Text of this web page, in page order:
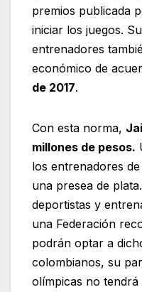
premios publicada
iniciar los juegos.
entrenadores
económico de
de 2017.
Con esta norma,
millones de pesos.
los entrenadores
una presea de
deportistas y
una Federación
podrán optar a
colombianos, su
olímpicas no tendrá